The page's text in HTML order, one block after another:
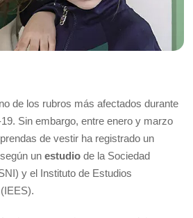
de los rubros más afectados durante
Sin embargo, entre enero y marzo
de vestir ha registrado un
unestudio de la Sociedad
y el Instituto de Estudios